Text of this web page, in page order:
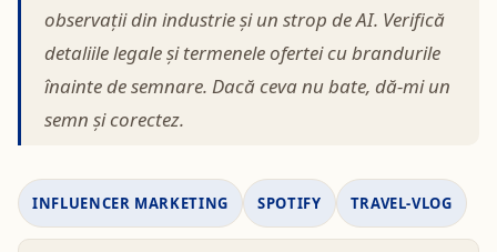
observații din industrie și un strop de AI. Verifică
detaliile legale și termenele ofertei cu brandurile
înainte de semnare. Dacă ceva nu bate, dă‑mi un
semn și corectez.
INFLUENCER MARKETING SPOTIFY TRAVEL-VLOG